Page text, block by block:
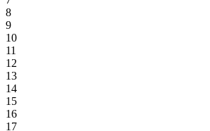
8
9
10
11
12
13
14
15
16
17